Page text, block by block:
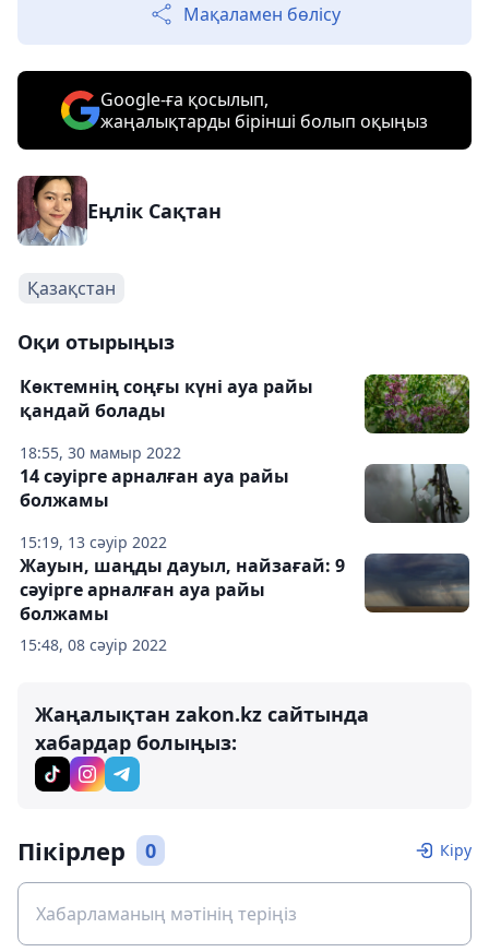
Мақаламен бөлісу
Google-ға қосылып,
жаңалықтарды бірінші болып оқыңыз
Еңлік Сақтан
Қазақстан
Оқи отырыңыз
18:55, 30 мамыр 2022
Көктемнің соңғы күні ауа райы
қандай болады
15:19, 13 сәуір 2022
14 сәуірге арналған ауа райы
болжамы
15:48, 08 сәуір 2022
Жауын, шаңды дауыл, найзағай: 9
сәуірге арналған ауа райы
болжамы
Жаңалықтан zakon.kz сайтында
хабардар болыңыз:
Пікірлер 0 Кіру